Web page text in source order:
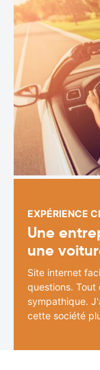
EXPÉRIENCE
Une
une
Site internet
questions. Tout
sympathique.
cette société